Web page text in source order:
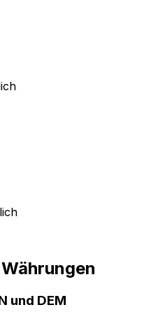
und DEM